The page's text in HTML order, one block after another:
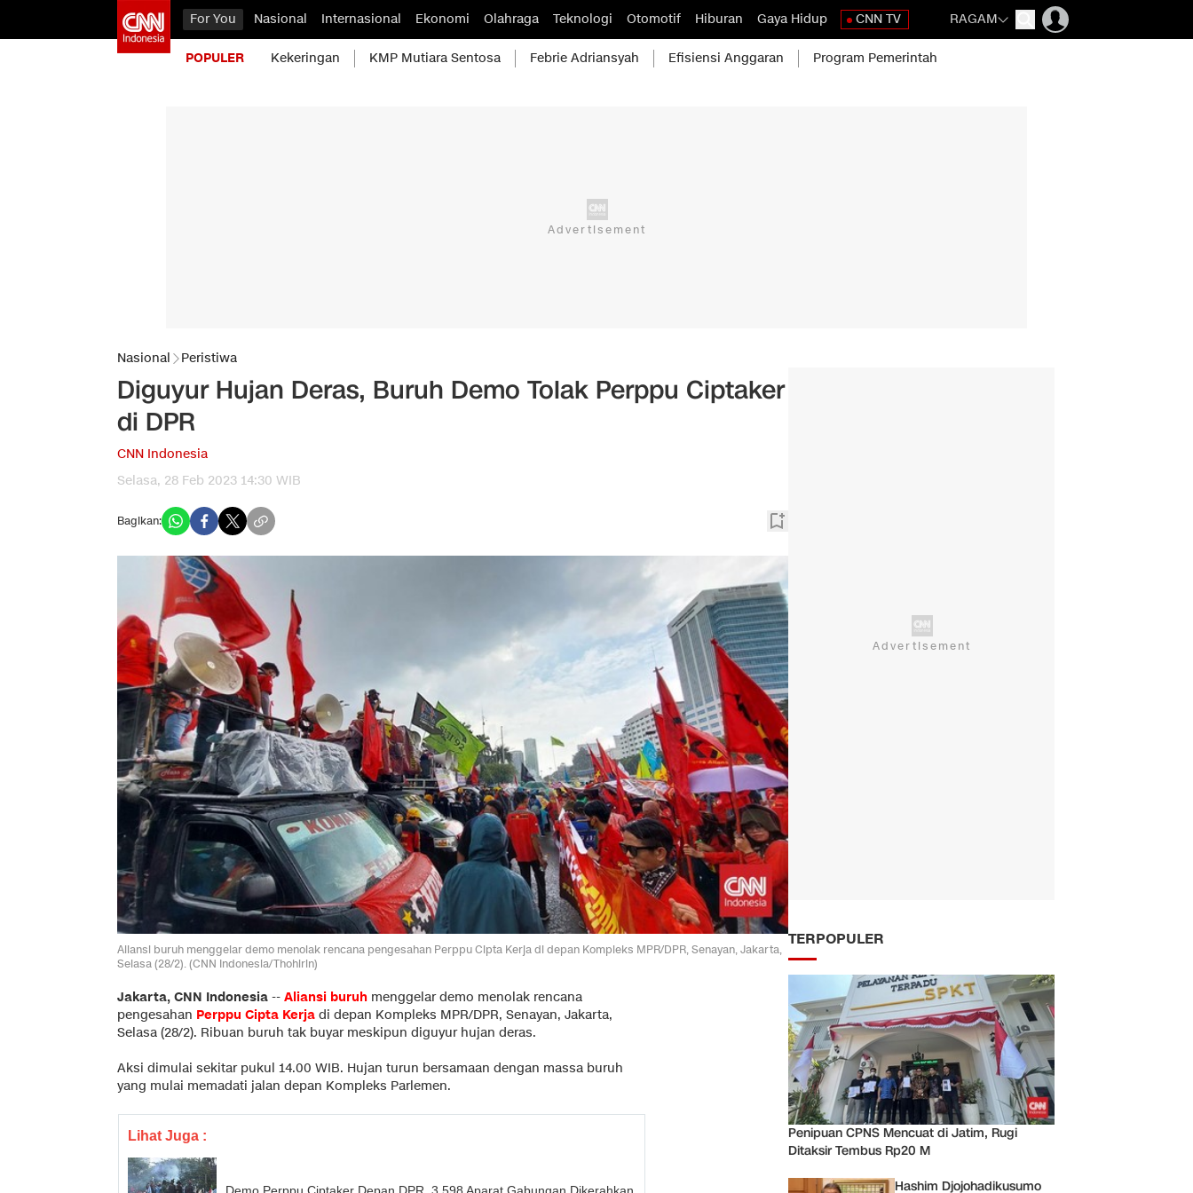
For You Nasional Internasional Ekonomi Olahraga Teknologi Otomotif Hiburan Gaya Hidup CNN TV RAGAM
POPULER Kekeringan KMP Mutiara Sentosa Febrie Adriansyah Efisiensi Anggaran Program Pemerintah
Nasional Peristiwa
Diguyur Hujan Deras, Buruh Demo Tolak Perppu Ciptaker
di DPR
CNN Indonesia
Selasa, 28 Feb 2023 14:30 WIB
Bagikan:
Aliansi buruh menggelar demo menolak rencana pengesahan Perppu Cipta Kerja di depan Kompleks MPR/DPR, Senayan, Jakarta,
Selasa (28/2). (CNN Indonesia/Thohirin)
Jakarta, CNN Indonesia -- Aliansi buruh menggelar demo menolak rencana
pengesahan Perppu Cipta Kerja di depan Kompleks MPR/DPR, Senayan, Jakarta,
Selasa (28/2). Ribuan buruh tak buyar meskipun diguyur hujan deras.
Aksi dimulai sekitar pukul 14.00 WIB. Hujan turun bersamaan dengan massa buruh
yang mulai memadati jalan depan Kompleks Parlemen.
Lihat Juga :
TERPOPULER
Penipuan CPNS Mencuat di Jatim, Rugi
Ditaksir Tembus Rp20 M
Hashim Djojohadikusumo